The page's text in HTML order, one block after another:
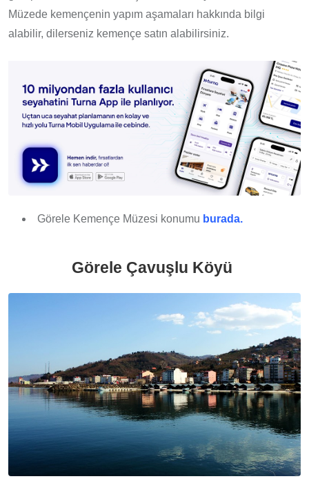
Müzede kemençenin yapım aşamaları hakkında bilgi
alabilir, dilerseniz kemençe satın alabilirsiniz.
Görele Kemençe Müzesi konumu burada.
Görele Çavuşlu Köyü